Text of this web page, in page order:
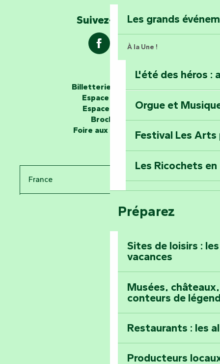
Explorez la
Les passeurs d'histoires
Partez en
Voyagez dans le
Maillezais
Montez au
Les grands
À la Une !
L'été des héros :
Orgue et
Festival Les Arts
Les Ricochets
Tout l'agenda
Préparez
Sites de loisirs :
vacances
Musées,
conteurs de
Restaurants : les
Producteurs
Suivez-nous !
Billetterie en ligne
Espace groupe
Espace presse
Brochures
Foire aux questions
France